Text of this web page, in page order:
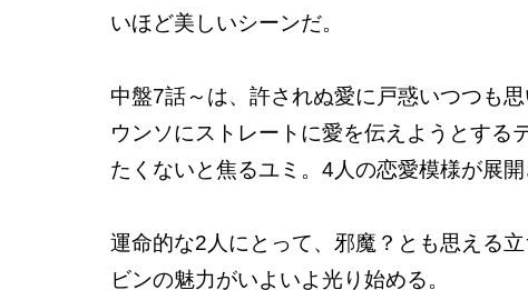
いほど美しいシーンだ。
中盤7話～は、許されぬ愛に戸惑いつつも
ウンソにストレートに愛を伝えようとする
たくないと焦るユミ。4人の恋愛模様が展
運命的な2人にとって、邪魔？とも思える
ビンの魅力がいよいよ光り始める。